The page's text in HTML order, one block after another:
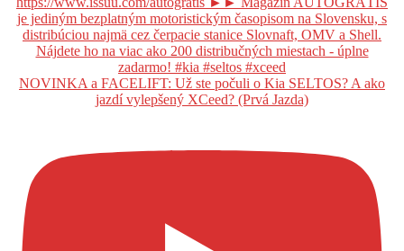
NOVINKA a FACELIFT: Už ste počuli o Kia SELTOS? A ako
jazdí vylepšený XCeed? (Prvá Jazda)